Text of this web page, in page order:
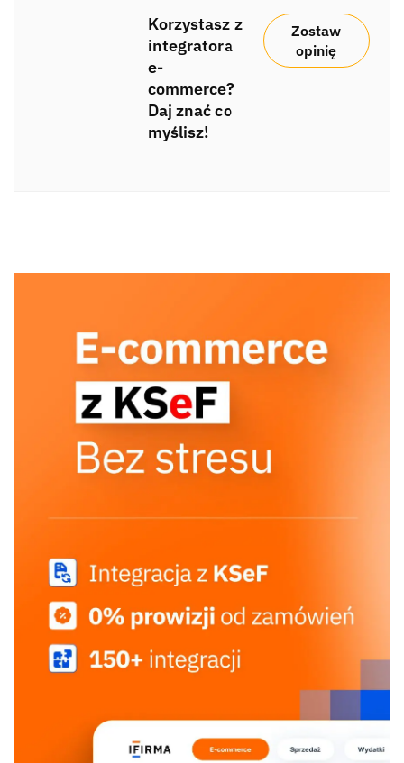
Korzystasz z
integratora
e-
commerce?
Daj znać co
myślisz!
Zostaw
opinię